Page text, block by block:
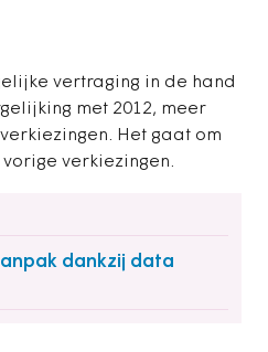
vertraging in de hand
met 2012, meer
Het gaat om
verkiezingen.
dankzij data